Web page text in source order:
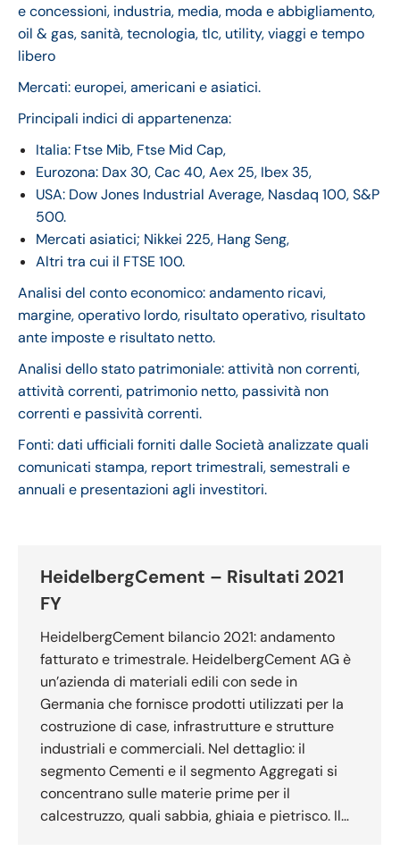
e concessioni, industria, media, moda e abbigliamento,
oil & gas, sanità, tecnologia, tlc, utility, viaggi e tempo
libero
Mercati: europei, americani e asiatici.
Principali indici di appartenenza:
Italia: Ftse Mib, Ftse Mid Cap,
Eurozona: Dax 30, Cac 40, Aex 25, Ibex 35,
USA: Dow Jones Industrial Average, Nasdaq 100, S&P
500.
Mercati asiatici; Nikkei 225, Hang Seng,
Altri tra cui il FTSE 100.
Analisi del conto economico: andamento ricavi,
margine, operativo lordo, risultato operativo, risultato
ante imposte e risultato netto.
Analisi dello stato patrimoniale: attività non correnti,
attività correnti, patrimonio netto, passività non
correnti e passività correnti.
Fonti: dati ufficiali forniti dalle Società analizzate quali
comunicati stampa, report trimestrali, semestrali e
annuali e presentazioni agli investitori.
HeidelbergCement – Risultati 2021
FY
HeidelbergCement bilancio 2021: andamento
fatturato e trimestrale. HeidelbergCement AG è
un’azienda di materiali edili con sede in
Germania che fornisce prodotti utilizzati per la
costruzione di case, infrastrutture e strutture
industriali e commerciali. Nel dettaglio: il
segmento Cementi e il segmento Aggregati si
concentrano sulle materie prime per il
calcestruzzo, quali sabbia, ghiaia e pietrisco. Il…